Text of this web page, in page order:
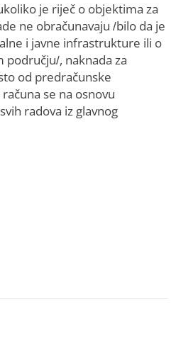
je riječ o objektima za
ne obračunavaju /bilo da je
i javne infrastrukture ili o
, naknada za
od predračunske
se na osnovu
radova iz glavnog